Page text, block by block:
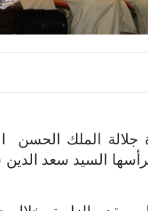
الذكرى 18 لوفاة جلالة
29 دجنبر2016 يترأسها